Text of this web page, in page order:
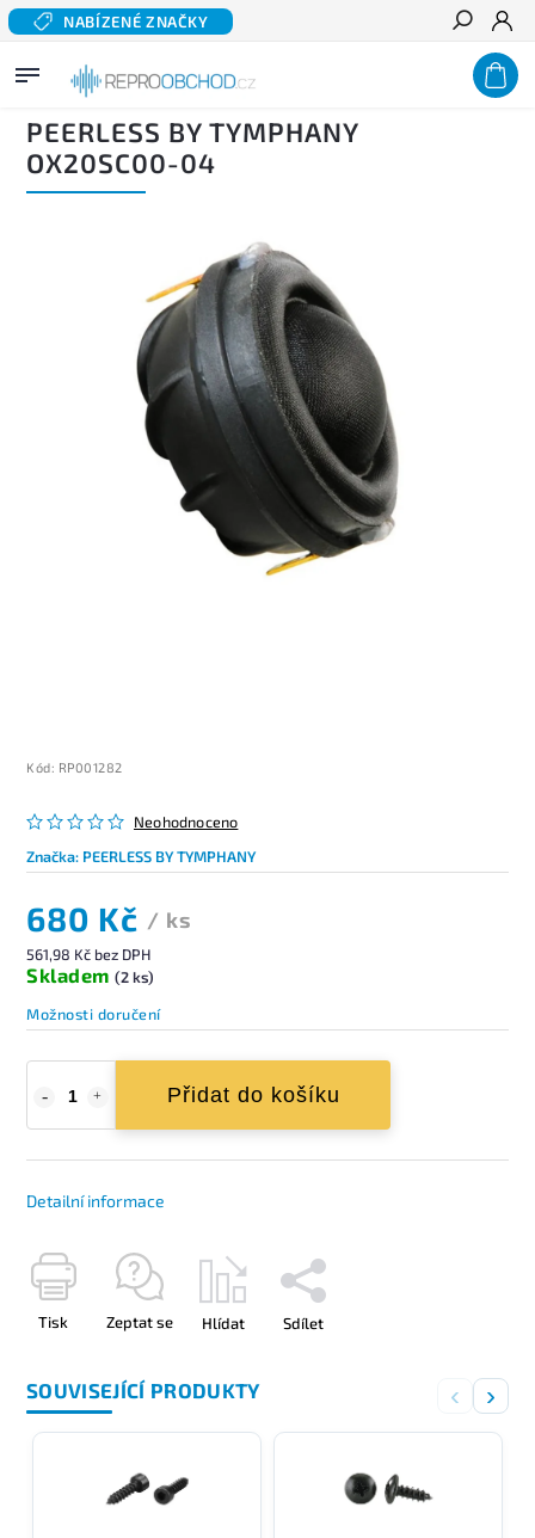
NABÍZENÉ ZNAČKY
Hledat
Domů/ Domácí audio/Komponentní reproduktory hi-fi Výškové reproduktory
/
PEERLESS BY TYMPHANY OX20SC00-04
PEERLESS BY TYMPHANY
OX20SC00-04
Kód: RP001282
Neohodnoceno
Značka: PEERLESS BY TYMPHANY
680 Kč / ks
561,98 Kč bez DPH
Skladem (2 ks)
Možnosti doručení
Přidat do košíku
Detailní informace
Tisk Zeptat se Hlídat Sdílet
SOUVISEJÍCÍ PRODUKTY ‹ ›